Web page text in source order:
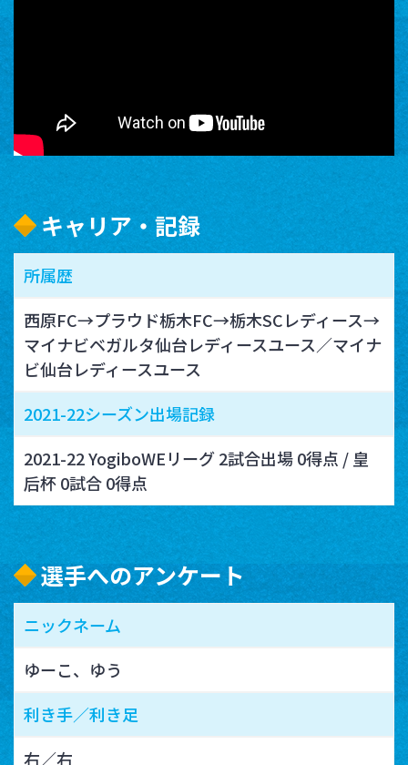
キャリア・記録
所属歴
西原FC→プラウド栃木FC→栃木SCレディース→
マイナビベガルタ仙台レディースユース／マイナ
ビ仙台レディースユース
2021-22シーズン出場記録
2021-22 YogiboWEリーグ 2試合出場 0得点 / 皇
后杯 0試合 0得点
選手へのアンケート
ニックネーム
ゆーこ、ゆう
利き手／利き足
右／右